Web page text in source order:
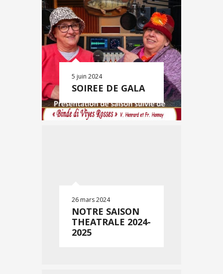
5 juin 2024
SOIREE DE GALA
26 mars 2024
NOTRE SAISON
THEATRALE 2024-
2025